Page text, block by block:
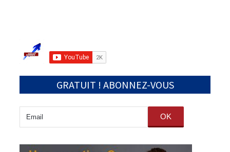
GRATUIT ! ABONNEZ-VOUS
OK